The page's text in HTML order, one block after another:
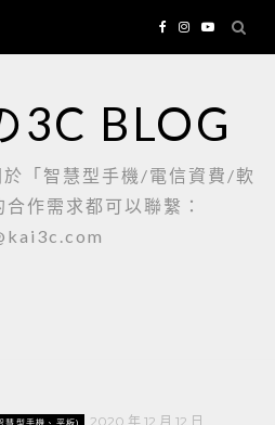
3C BLOG
「智慧型手機/電信資費/軟
作需求都可以聯繫：
慧型手機、平板) 2020 年 12 月 12 日